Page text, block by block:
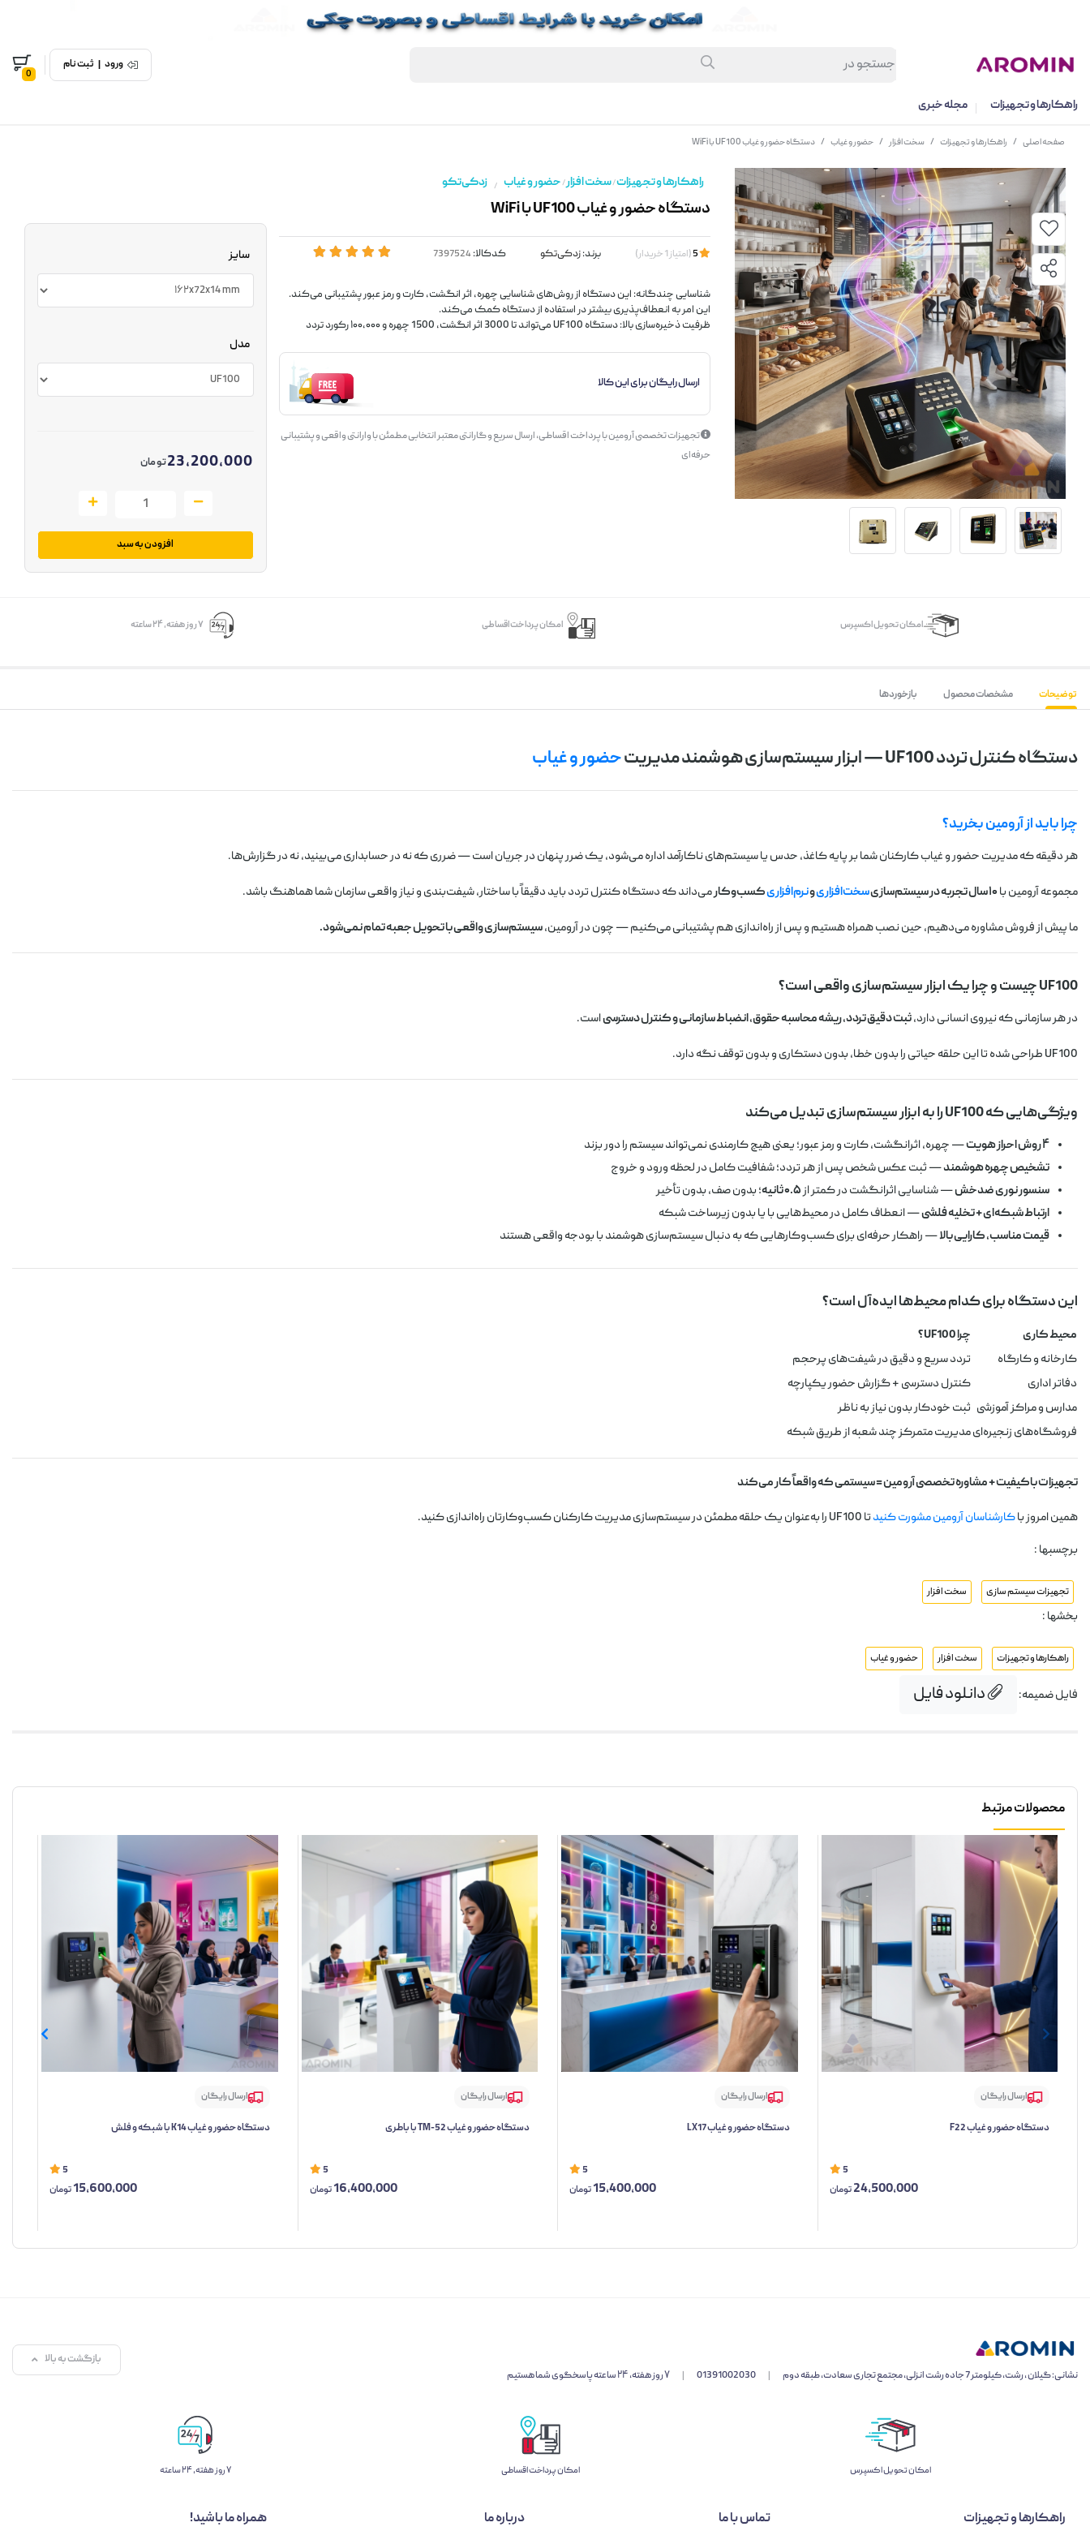
ورود | ثبت نام
0
راهکارها و تجهیزات مجله خبری
صفحه اصلی / راهکارها و تجهیزات / سخت افزار / حضور و غیاب / دستگاه حضور و غیاب UF100 با WiFi
راهکارها و تجهیزات/سخت افزار/حضور و غیاب / زد‌کی‌تکو
دستگاه حضور و غیاب UF100 با WiFi
(امتیاز1خریدار) برند:زد‌کی‌تکو کدکالا:
شناسایی چندگانه: این دستگاه از روش‌های شناسایی چهره, اثر انگشت، کارت و رمز عبور پشتیبانی می‌کند.
این امر به انعطاف‌پذیری بیشتر در استفاده از دستگاه کمک می‌کند.
ظرفیت ذخیره‌سازی بالا: دستگاه UF100 می‌تواند تا 3000 اثر انگشت, 1500 چهره و ۱۰۰,۰۰۰ رکورد تردد
ارسال رایگان برای این کالا
تجهیزات تخصصی آرومین با پرداخت اقساطی، ارسال سریع و گارانتی معتبر انتخابی مطمئن با وارانتی واقعی و پشتیبانی
حرفه‌ای
سایز
مدل
23,200,000تومان
افزودن به سبد
اﻣﮑﺎن ﺗﺤﻮﯾﻞ اﮐﺴﭙﺮس امکان پرداخت اقساطی ۷ روز ﻫﻔﺘﻪ، ۲۴ ﺳﺎﻋﺘﻪ
توضیحات مشخصات محصول بازخوردها
دستگاه کنترل تردد UF100 — ابزار سیستم‌سازی هوشمند مدیریت حضور و غیاب
چرا باید از آرومین بخرید؟
هر دقیقه که مدیریت حضور و غیاب کارکنان شما بر پایه کاغذ، حدس یا سیستم‌های ناکارآمد اداره می‌شود، یک ضرر پنهان در جریان است — ضرری که نه در حسابداری می‌بینید، نه در گزارش‌ها.
مجموعه آرومین با۱۰ سال تجربه در سیستم‌سازی سخت‌افزاریونرم‌افزاریکسب‌وکارمی‌داند که دستگاه کنترل تردد باید دقیقاً با ساختار، شیفت‌بندی و نیاز واقعی سازمان شما هماهنگ باشد.
ما پیش از فروش مشاوره می‌دهیم، حین نصب همراه هستیم و پس از راه‌اندازی هم پشتیبانی می‌کنیم — چون در آرومین،سیستم‌سازی واقعی با تحویل جعبه تمام نمی‌شود.
UF100 چیست و چرا یک ابزار سیستم‌سازی واقعی است؟
در هر سازمانی که نیروی انسانی دارد،ثبت دقیق تردد، ریشه محاسبه حقوق، انضباط سازمانی و کنترل دسترسیاست.
UF100 طراحی شده تا این حلقه حیاتی را بدون خطا، بدون دستکاری و بدون توقف نگه دارد.
ویژگی‌هایی که UF100 را به ابزار سیستم‌سازی تبدیل می‌کند
۴ روش احراز هویت
— چهره، اثرانگشت، کارت و رمز عبور؛ یعنی هیچ کارمندی نمی‌تواند سیستم را دور بزند
تشخیص چهره هوشمند— ثبت عکس شخص پس از هر تردد؛ شفافیت کامل در لحظه ورود و خروج
سنسور نوری ضدخش— شناسایی اثرانگشت در کمتر از ۰.۵ ثانیه
؛ بدون صف، بدون تأخیر
ارتباط شبکه‌ای + تخلیه فلشی— انعطاف کامل در محیط‌هایی با یا بدون زیرساخت شبکه
قیمت مناسب، کارایی بالا— راهکار حرفه‌ای برای کسب‌وکارهایی که به دنبال سیستم‌سازی هوشمند با بودجه واقعی هستند
این دستگاه برای کدام محیط‌ها ایده‌آل است؟
محیط کاری
چرا UF100؟
کارخانه و کارگاه
تردد سریع و دقیق در شیفت‌های پرحجم
دفاتر اداری
کنترل دسترسی + گزارش حضور یکپارچه
مدارس و مراکز آموزشی ثبت خودکار بدون نیاز به ناظر
فروشگاه‌های زنجیره‌ایمدیریت متمرکز چند شعبه از طریق شبکه
تجهیزات باکیفیت + مشاوره تخصصی آرومین = سیستمی که واقعاً کار می‌کند
همین امروز باکارشناسان آرومین مشورت کنید تا UF100 را به‌عنوان یک حلقه مطمئن در سیستم‌سازی مدیریت کارکنان کسب‌وکارتان راه‌اندازی کنید.
برچسبها :
تجهیزات سیستم سازی سخت افزار
بخشها :
راهکارها و تجهیزات سخت افزار حضور و غیاب
فایل ضمیمه: دانلود فایل
محصولات مرتبط
ارسال رایگان
دستگاه حضور و غیاب F22
5
24,500,000 تومان
ارسال رایگان
دستگاه حضور و غیاب LX17
5
15,400,000تومان
ارسال رایگان
دستگاه حضور و غیاب TM-52 با باطری
5
16,400,000 تومان
ارسال رایگان
دستگاه حضور و غیاب K14 با شبکه و فلش
5
15,600,000تومان
نشانی: گیلان ، رشت، کیلومتر 7 جاده رشت انزلی، مجتمع تجاری سعادت، طبقه دوم |
01391002030
| ۷ روز هفته، ۲۴ ساعته پاسخگوی شما هستیم
بازگشت به بالا
اﻣﮑﺎن ﺗﺤﻮﯾﻞ اﮐﺴﭙﺮس امکان پرداخت اقساطی ۷ روز ﻫﻔﺘﻪ، ۲۴ ﺳﺎﻋﺘﻪ
راهکارها و تجهیزات تماس با ما
درباره ما
همراه ما باشید!